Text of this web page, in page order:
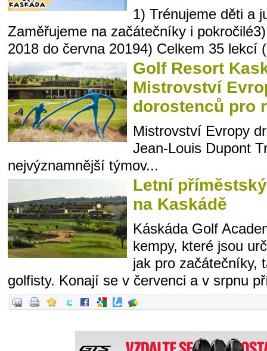
1) Trénujeme děti a
Zaměřujeme na začátečníky i
2018 do června 20194) Celkem 35 lekcí
Golf Resort
Mistrovství
dorostenců pro
Mistrovství Evropy
Jean-Louis Dupont
nejvýznamnější týmov...
Letní
na Kaskádě
Káskáda Golf
kempy, které jsou
jak pro začátečníky,
golfisty. Konají se v červenci a v srpnu